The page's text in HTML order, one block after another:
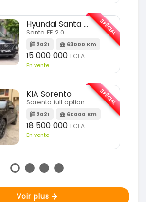
Hyundai Santa FE
Santa FE 2.0
2021 63000 Km
15 000 000FCFA
En vente
SPÉCIAL
KIA Sorento
Sorento full option
2021 60000 Km
18 500 000FCFA
En vente
SPÉCIAL
Voir plus